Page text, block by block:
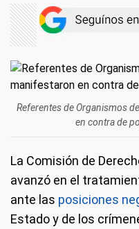
Referentes de Organismos
en contra de
La Comisión de
avanzó en el
ante las posiciones
Estado y de los